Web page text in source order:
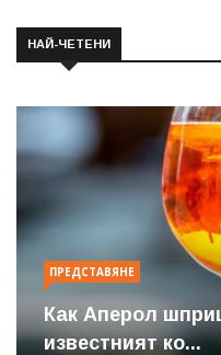
НАЙ-ЧЕТЕНИ
ПРЕДСТАВЯНЕ
Как Аперол
известният ко...